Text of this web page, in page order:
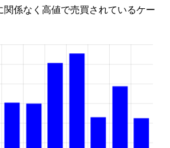
係なく高値で売買されているケー